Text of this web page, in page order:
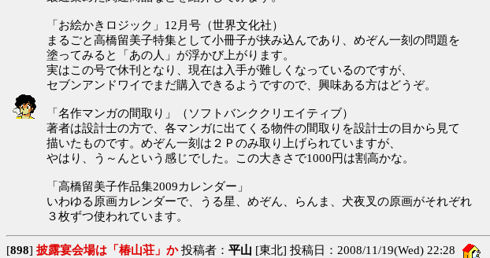
「お絵かきロジック」12月号（世界文化社）
まるごと高橋留美子特集として小冊子が挟み込んであり、めぞん一刻の問題を
塗ってみると「あの人」が浮かび上がります。
実はこの号で休刊となり、現在は入手が難しくなっているのですが、
セブンアンドワイでまだ購入できるようですので、興味ある方はどうぞ。
「名作マンガの間取り」（ソフトバンククリエイティブ）
著者は設計士の方で、各マンガに出てくる物件の間取りを設計士の目から見て
描いたものです。めぞん一刻は２Ｐのみ取り上げられていますが、
やはり、う～んという感じでした。この大きさで1000円は割高かな。
「高橋留美子作品集2009カレンダー」
いわゆる原画カレンダーで、うる星、めぞん、らんま、犬夜叉の原画がそれぞれ
３枚ずつ使われています。
[898] 披露宴会場は「椿山荘」か投稿者： 平山 [東北] 投稿日：2008/11/19(Wed) 22:28